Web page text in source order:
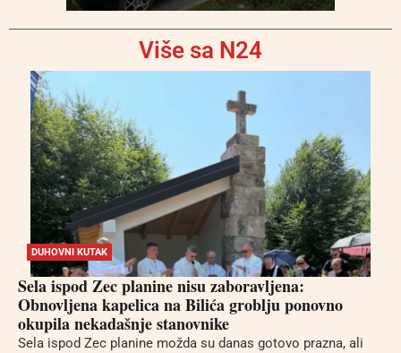
Više sa N24
DUHOVNI KUTAK
Sela ispod Zec planine nisu zaboravljena:
Obnovljena kapelica na Bilića groblju ponovno
okupila nekadašnje stanovnike
Sela ispod Zec planine možda su danas gotovo prazna, ali